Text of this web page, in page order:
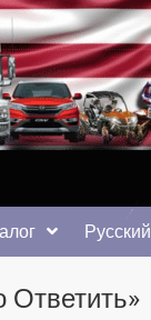
Русский